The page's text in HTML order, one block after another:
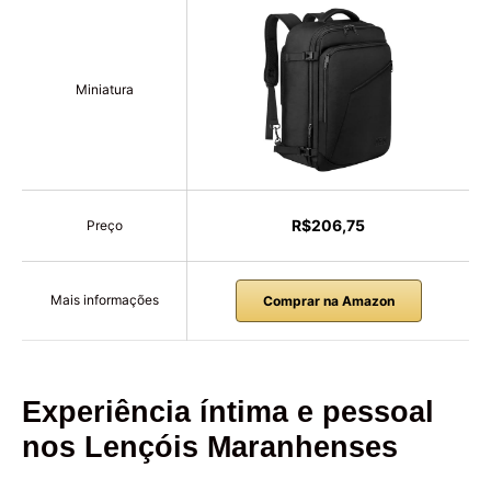
Miniatura
Preço R$206,75
Mais informações Comprar na Amazon
Experiência íntima e pessoal
nos Lençóis Maranhenses